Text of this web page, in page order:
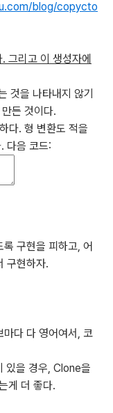
blog/copycto
그리고 이 생성자에
것을 나타내지 않기
든 것이다.
다. 형 변환도 적을
다음 코드:
구현을 피하고, 어
구현하자.
마다 다 영어여서, 코
을 경우, Clone을
게 더 좋다.